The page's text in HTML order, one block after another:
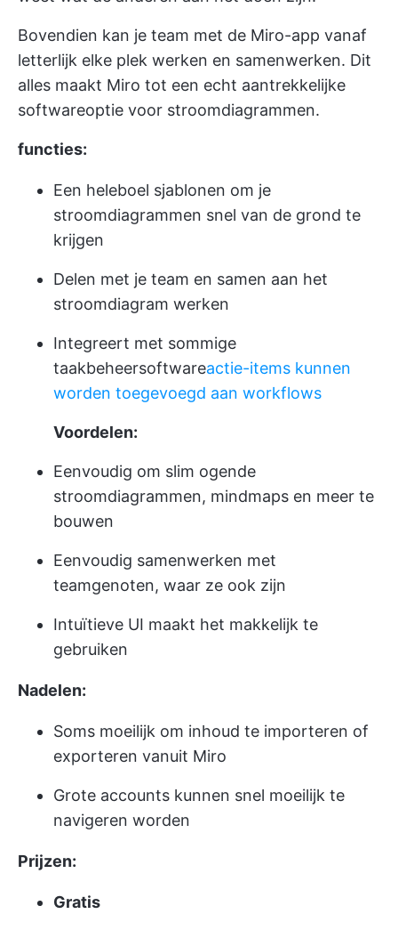
Bovendien kan je team met de Miro-app vanaf
letterlijk elke plek werken en samenwerken. Dit
alles maakt Miro tot een echt aantrekkelijke
softwareoptie voor stroomdiagrammen.
functies:
Een heleboel sjablonen om je
stroomdiagrammen snel van de grond te
krijgen
Delen met je team en samen aan het
stroomdiagram werken
Integreert met sommige
taakbeheersoftwareactie-items kunnen
worden toegevoegd aan workflows
Voordelen:
Eenvoudig om slim ogende
stroomdiagrammen, mindmaps en meer te
bouwen
Eenvoudig samenwerken met
teamgenoten, waar ze ook zijn
Intuïtieve UI maakt het makkelijk te
gebruiken
Nadelen:
Soms moeilijk om inhoud te importeren of
exporteren vanuit Miro
Grote accounts kunnen snel moeilijk te
navigeren worden
Prijzen:
Gratis